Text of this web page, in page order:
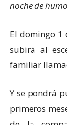
noche de
El domingo 1
subirá al
familiar
Y se pondrá
primeros